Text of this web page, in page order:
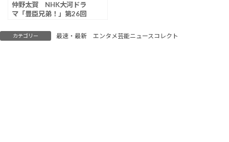
仲野太賀 NHK大河ドラ
マ「豊臣兄弟！」第26回
カテゴリー 最速・最新 エンタメ芸能ニュースコレクト